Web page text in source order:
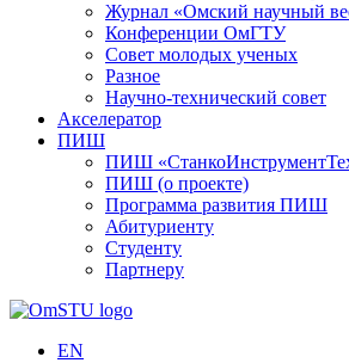
Журнал «Омский научный
Конференции ОмГТУ
Совет молодых ученых
Разное
Научно-технический совет
Акселератор
ПИШ
ПИШ
ПИШ (о проекте)
Программа развития ПИШ
Абитуриенту
Студенту
Партнеру
EN